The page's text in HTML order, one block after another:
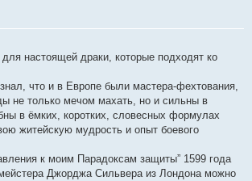
сообщение
настоящей драки, которые подходят ко
что и в Европе были мастера-фехтования,
не только мечом махать, но и сильны в
в ëмких, коротких, словесных формулах
житейскую мудрость и опыт боевого
к моим Парадоксам защиты” 1599 года
Джорджа Сильвера из Лондона можно